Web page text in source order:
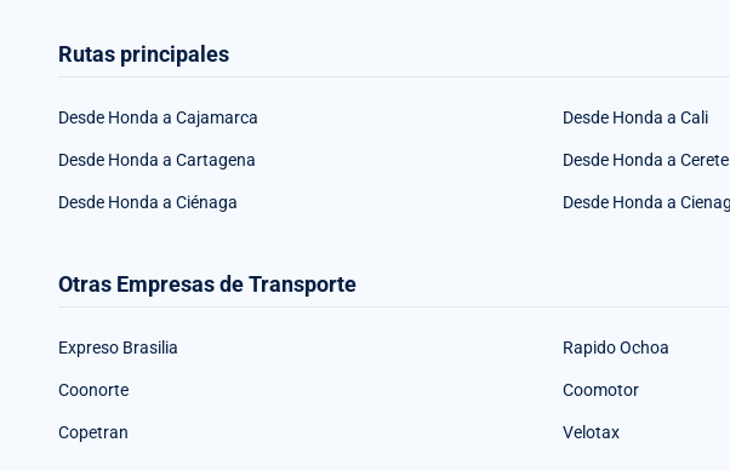
Rutas principales
Desde Honda a Cajamarca Desde Honda a Cali
Desde Honda a Cartagena Desde Honda a Cerete
Desde Honda a Ciénaga Desde Honda a
Otras Empresas de Transporte
Expreso Brasilia Rapido Ochoa
Coonorte Coomotor
Copetran Velotax